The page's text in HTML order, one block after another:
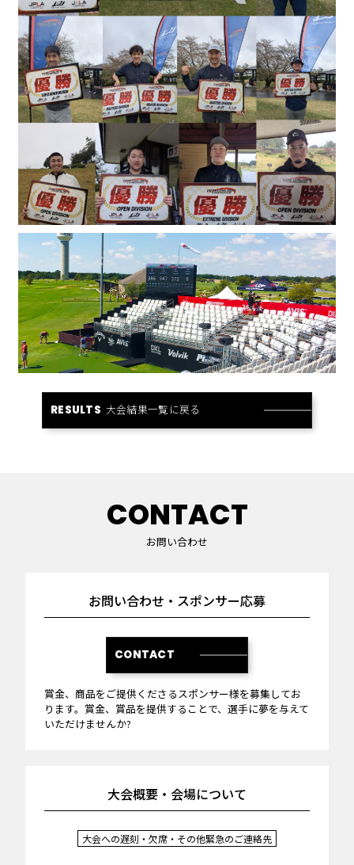
RESULTS 大会結果一覧に戻る
CONTACT
お問い合わせ
お問い合わせ・スポンサー応募
CONTACT
賞金、商品をご提供くださるスポンサー様を募集してお
ります。賞金、賞品を提供することで、選手に夢を与えて
いただけませんか?
大会概要・会場について
大会への遅刻・欠席・その他緊急のご連絡先